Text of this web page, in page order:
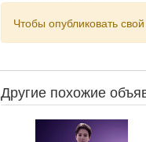
Чтобы опубликовать
Другие похожие